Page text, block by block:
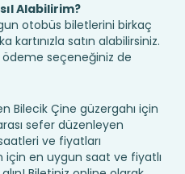
Alabilirim?
otobüs biletlerini birkaç
kartınızla satın alabilirsiniz.
ödeme seçeneğiniz de
Bilecik Çine güzergahı için
sefer düzenleyen
ve fiyatları
için en uygun saat ve fiyatlı